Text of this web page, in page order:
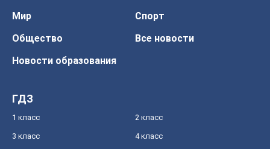
Мир
Спорт
Общество
Все новости
Новости образования
ГДЗ
1 класс 2 класс
3 класс 4 класс